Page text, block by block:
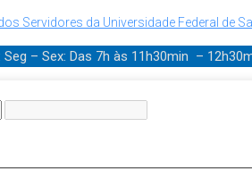
Servidores da Universidade Federal de
Seg – Sex: Das 7h às 11h30min –